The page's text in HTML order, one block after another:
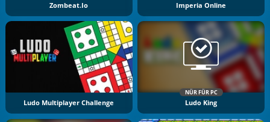
Zombeat.io Imperia Online
Ludo Multiplayer Challenge
NÜR FÜR PC
Ludo King